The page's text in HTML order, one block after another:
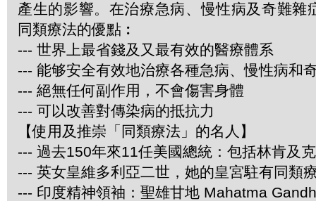
產生的影響。在治療急病、慢性病及奇難雜
同類療法的優點︰
--- 世界上最省錢及又最有效的醫療體系
--- 能够安全有效地治療各種急病、慢性病和
--- 絕無任何副作用，不會傷害身體
--- 可以改善對傳染病的抵抗力
【使用及推崇「同類療法」的名人】
--- 過去150年來11任美國總統：包括林肯及
--- 英女皇維多利亞二世，她的皇宮駐有同類
--- 印度精神領袖：聖雄甘地 Mahatma